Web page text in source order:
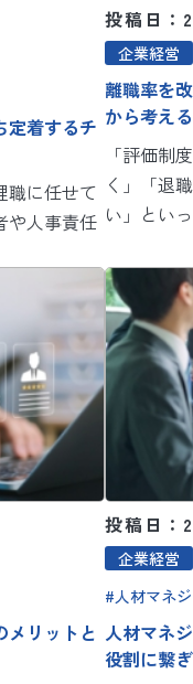
定着するチ
職に任せて
や人事責任
投稿日：
企業経営
離職率を
から考え
「評価制
く」「退
い」とい
メリットと
投稿日：
企業経営
人材マネ
人材マネ
役割に繋